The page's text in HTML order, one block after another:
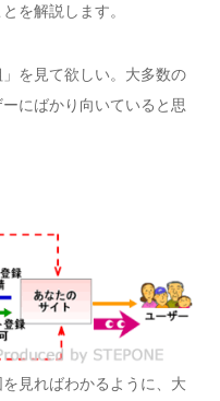
を解説します。
を見て欲しい。大多数の
にばかり向いていると思
見ればわかるように、大